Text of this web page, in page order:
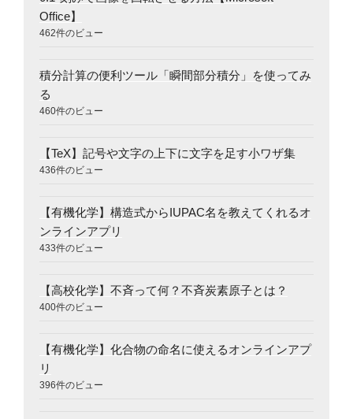
Office】
462件のビュー
積分計算の便利ツール「瞬間部分積分」を使ってみ
る
460件のビュー
【TeX】記号や文字の上下に文字を足す小ワザ集
436件のビュー
【有機化学】構造式からIUPAC名を教えてくれるオ
ンラインアプリ
433件のビュー
【高校化学】不斉って何？不斉炭素原子とは？
400件のビュー
【有機化学】化合物の命名に使えるオンラインアプ
リ
396件のビュー